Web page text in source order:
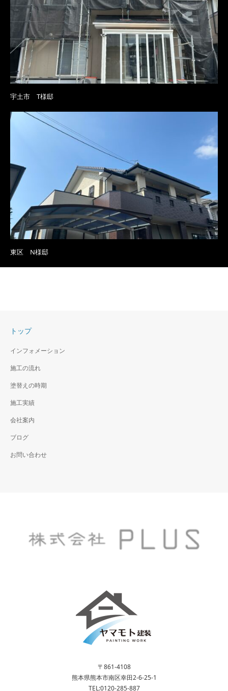
宇土市 T様邸
東区 N様邸
トップ
インフォメーション
施工の流れ
塗替えの時期
施工実績
会社案内
ブログ
お問い合わせ
〒861-4108
熊本県熊本市南区幸田2-6-25-1
TEL:0120-285-887